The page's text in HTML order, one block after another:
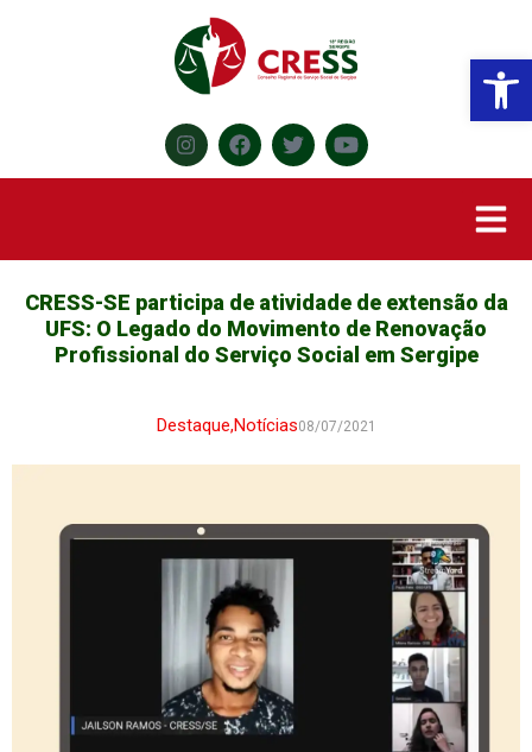
CRESS-SE participa de atividade de extensão da
UFS: O Legado do Movimento de Renovação
Profissional do Serviço Social em Sergipe
Destaque,Notícias08/07/2021